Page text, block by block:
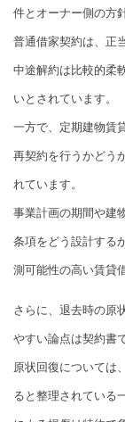
件とオーナー側の方
普通借家契約は、正
中途解約は比較的柔
いとされています。
一方で、定期建物賃
再契約を行うかどう
れています。
事業計画の期間や建
条項をどう設計する
測可能性の高い賃貸
さらに、退去時の原
やすい論点は契約書
原状回復については
ると整理されている